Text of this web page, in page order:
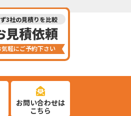
3社の見積りを比較
見積依頼
気軽にご予約下さい
お問い合わせは
こちら